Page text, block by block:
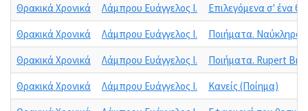
Θρακικά Χρονικά
Λάμπρου Ευάγγελος Ι.
Επιλεγόμενα σ' ένα
Θρακικά Χρονικά
Λάμπρου Ευάγγελος Ι.
Ποιήματα. Ναύκληροι
Θρακικά Χρονικά
Λάμπρου Ευάγγελος Ι.
Ποιήματα. Rupert
Θρακικά Χρονικά
Λάμπρου Ευάγγελος Ι.
Κανείς (Ποίημα)